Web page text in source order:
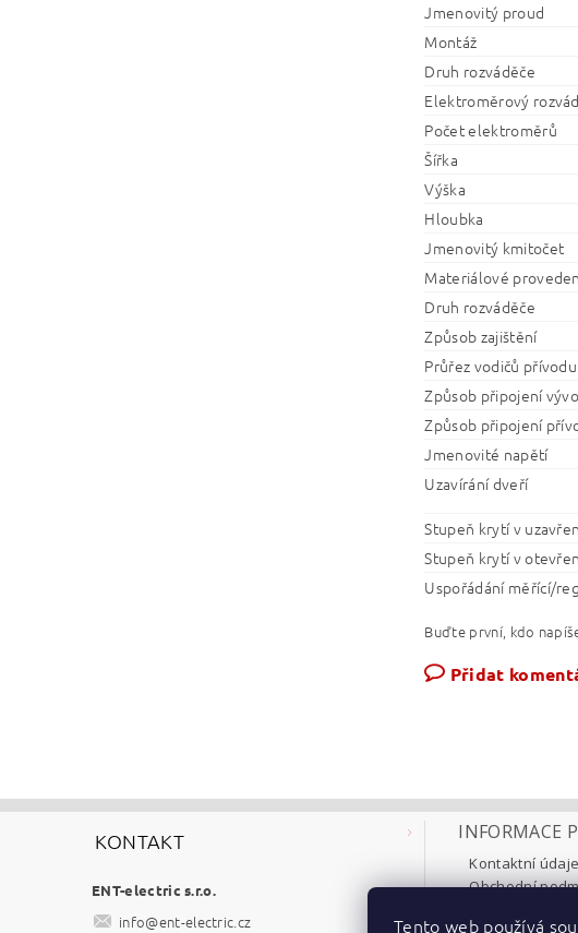
Jmenovitý proud
Montáž
Druh rozváděče
Elektroměrový
Počet elektroměrů
Šířka
Výška
Hloubka
Jmenovitý kmitočet
Materiálové
Druh rozváděče
Způsob zajištění
Průřez vodičů přívodu
Způsob připojení
Způsob připojení
Jmenovité napětí
Uzavírání dveří
Stupeň krytí v
Stupeň krytí v
Uspořádání měřící/
Buďte první, kdo
Přidat
KONTAKT
ENT-electric s.r.o.
info@ent-electric.cz
INFORMACE
Kontaktní údaje
Obchodní
Tento web používá